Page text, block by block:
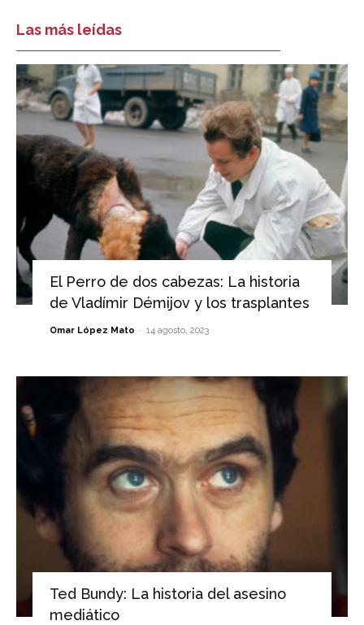
Las más leídas
El Perro de dos cabezas: La historia
de Vladímir Démijov y los trasplantes
Omar López Mato - 14 agosto, 2023
Ted Bundy: La historia del asesino
mediático